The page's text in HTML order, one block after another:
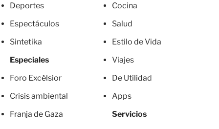
Deportes
Espectáculos
Sintetika
Especiales
Foro Excélsior
Crisis ambiental
Franja de Gaza
Cocina
Salud
Estilo de Vida
Viajes
De Utilidad
Apps
Servicios